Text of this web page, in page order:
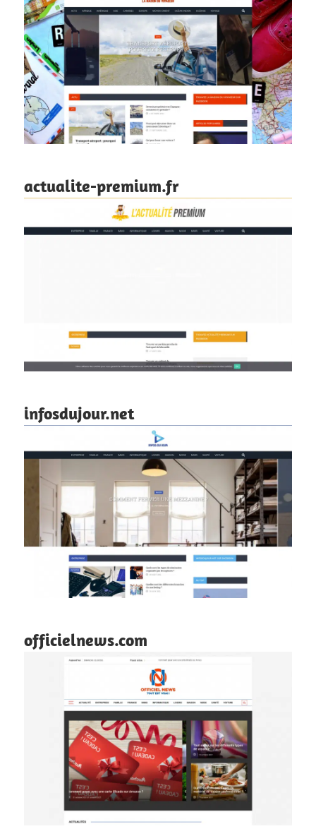
actualite-premium.fr
infosdujour.net
officielnews.com